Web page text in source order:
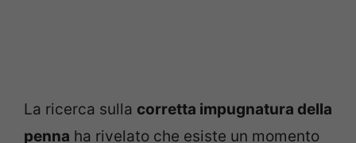
La ricerca sulla corretta impugnatura della
penna ha rivelato che esiste un momento